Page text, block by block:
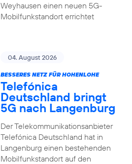
Weyhausen einen neuen 5G-
Mobilfunkstandort errichtet
04. August 2026
BESSERES NETZ FÜR HOHENLOHE
Telefónica
Deutschland bringt
5G nach Langenburg
Der Telekommunikationsanbieter
Telefónica Deutschland hat in
Langenburg einen bestehenden
Mobilfunkstandort auf den